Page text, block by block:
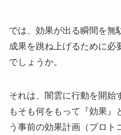
では、効果が出る瞬間を無
成果を跳ね上げるために必
でしょうか。
それは、闇雲に行動を開始
もそも何をもって『効果』
う事前の効果計画（プロト